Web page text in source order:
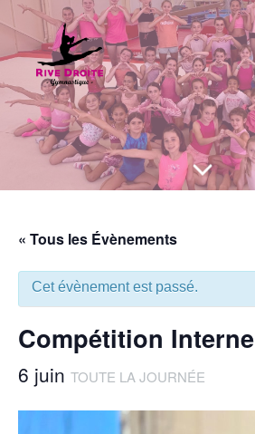
« Tous les Évènements
Cet évènement est passé.
Compétition Interne
6 juin TOUTE LA JOURNÉE